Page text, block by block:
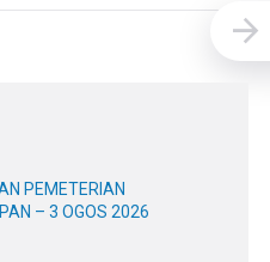
PEMETERIAN
– 3 OGOS 2026